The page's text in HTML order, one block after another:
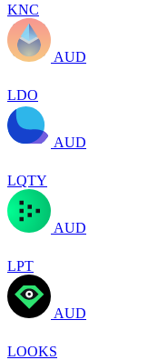
KNC
AUD
LDO
AUD
LQTY
AUD
LPT
AUD
LOOKS